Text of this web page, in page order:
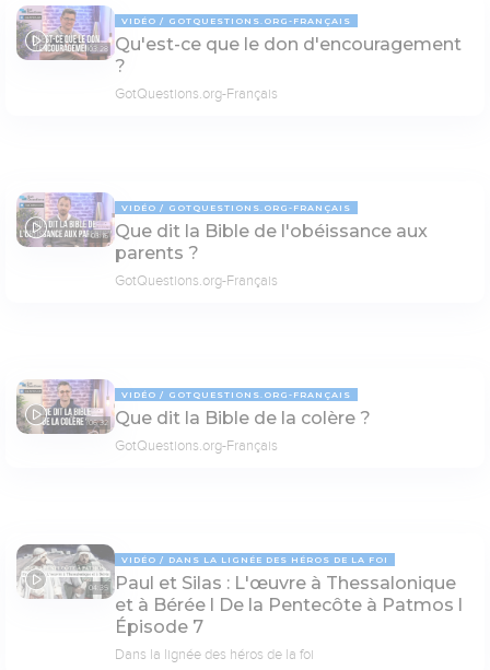
03:28
VIDÉO GOTQUESTIONS.ORG-FRANÇAIS
Qu'est-ce que le don d'encouragement
?
GotQuestions.org-Français
03:15
VIDÉO GOTQUESTIONS.ORG-FRANÇAIS
Que dit la Bible de l'obéissance aux
parents ?
GotQuestions.org-Français
06:32
VIDÉO GOTQUESTIONS.ORG-FRANÇAIS
Que dit la Bible de la colère ?
GotQuestions.org-Français
04:35
VIDÉO DANS LA LIGNÉE DES HÉROS DE LA FOI
Paul et Silas : L'œuvre à Thessalonique
et à Bérée l De la Pentecôte à Patmos l
Épisode 7
Dans la lignée des héros de la foi